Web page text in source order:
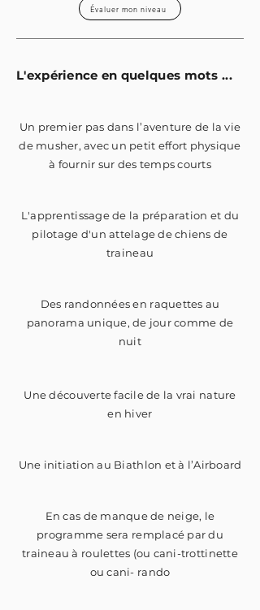
Évaluer mon niveau
L'expérience en quelques mots ...
Un premier pas dans l’aventure de la vie
de musher, avec un petit effort physique
à fournir sur des temps courts
L'apprentissage de la préparation et du
pilotage d'un attelage de chiens de
traineau
Des randonnées en raquettes au
panorama unique, de jour comme de
nuit
Une découverte facile de la vrai nature
en hiver
Une initiation au Biathlon et à l’Airboard
En cas de manque de neige, le
programme sera remplacé par du
traineau à roulettes (ou cani-trottinette
ou cani- rando